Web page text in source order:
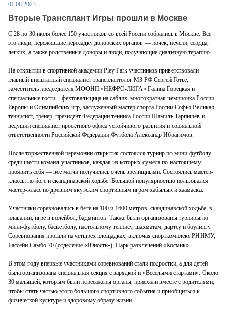
01.08.2023
Вторые Трансплант Игры прошли в Москве
С 28 по 30 июля более 150 участников со всей России собрались в Москве. Все
это люди, пережившие пересадку донорских органов — почек, печени, сердца,
легких, а также родственные доноры и люди, получающие диализную терапию.
На открытии в спортивной академии Pley Park участников приветствовали
главный внештатный специалист трансплантолог МЗ РФ Сергей Готье,
заместитель председателя МООНП «НЕФРО-ЛИГА» Галина Горецкая и
специальные гости ‒ фехтовальщица на саблях, многократная чемпионка России,
Европы и Олимпийских игр, заслуженный мастер спорта России Софья Великая,
теннисист, тренер, президент Федерации тенниса России Шамиль Тарпищев и
ведущий специалист проектного офиса устойчивого развития и социальной
ответственности Российской Федерации Футбола Александр Ибрагимов.
После торжественной церемонии открытия состоялся турнир по мини-футболу
среди шести команд-участников, каждая из которых сумела по-настоящему
проявить себя — все матчи получились очень зрелищными. Состоялись мастер-
классы по йоге и скандинавской ходьбе. Большой популярностью пользовался
мастер-класс по древним якутским спортивным играм хабылык и хаамаска.
Участники соревновались в беге на 100 и 1600 метров, скандинавской ходьбе, в
плавании, игре в волейбол, бадминтон. Также были организованы турниры по
мини-футболу, баскетболу, настольному теннису, шахматам, дартсу и боулингу.
Соревнования прошли на четырёх площадках, включая спорткомплекс РНИМУ,
Бассейн Самбо 70 (отделение «Юность»), Парк развлечений «Космик».
В этом году впервые участниками соревнований стали подростки, а для детей
была организована специальная секция с зарядкой и «Веселыми стартами». Около
30 малышей, которым были пересажены органы, приехали вместе с родителями,
чтобы стать частью этого большого спортивного события и приобщиться к
физической культуре и здоровому образу жизни.